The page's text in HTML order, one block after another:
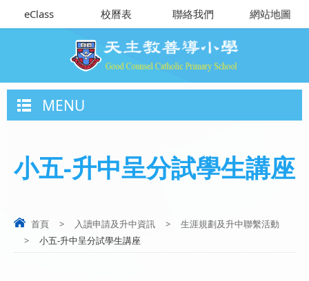
eClass 校曆表 聯絡我們 網站地圖
MENU
小五-升中呈分試學生講座
首頁 > 入讀申請及升中資訊 >
生涯規劃及升中聯繫活動
>
小五-升中呈分試學生講座